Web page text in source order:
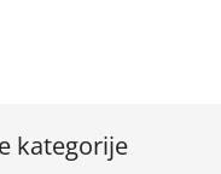
kategorije